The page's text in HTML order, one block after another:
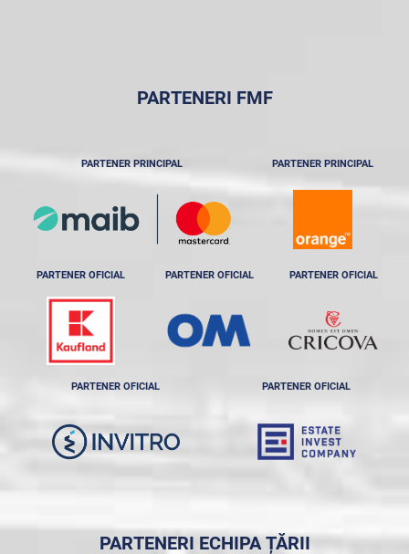
PARTENERI FMF
PARTENER PRINCIPAL PARTENER PRINCIPAL
PARTENER OFICIAL PARTENER OFICIAL PARTENER OFICIAL
PARTENER OFICIAL PARTENER OFICIAL
PARTENERI ECHIPA ȚĂRII